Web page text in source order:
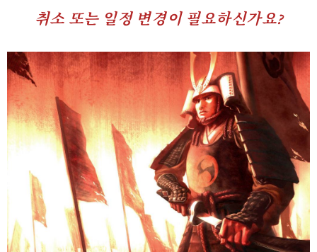
취소 또는 일정 변경이 필요하신가요?